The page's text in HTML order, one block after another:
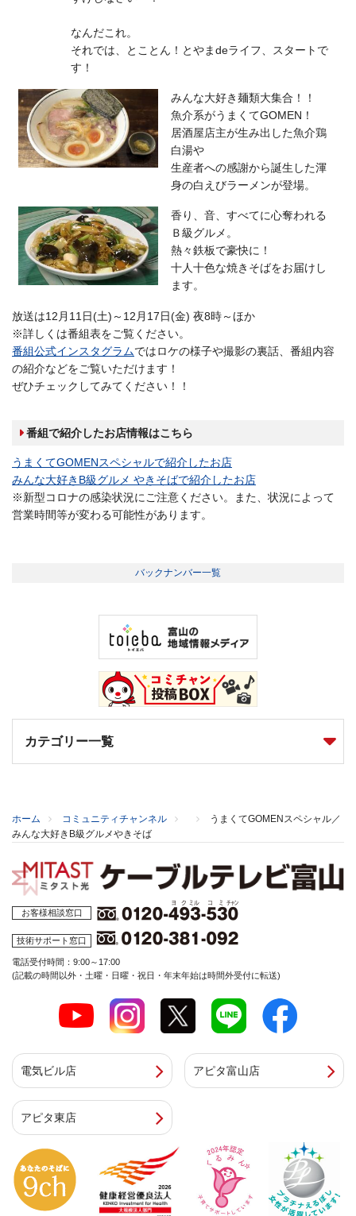
なんだこれ。
それでは、とことん！とやまdeライフ、スタートで
す！
みんな大好き麺類大集合！！
魚介系がうまくてGOMEN！
居酒屋店主が生み出した魚介鶏
白湯や
生産者への感謝から誕生した渾
身の白えびラーメンが登場。
香り、音、すべてに心奪われる
Ｂ級グルメ。
熱々鉄板で豪快に！
十人十色な焼きそばをお届けし
ます。
放送は12月11日(土)～12月17日(金) 夜8時～ほか
※詳しくは番組表をご覧ください。
番組公式インスタグラムではロケの様子や撮影の裏話、番組内容
の紹介などをご覧いただけます！
ぜひチェックしてみてください！！
番組で紹介したお店情報はこちら
うまくてGOMENスペシャルで紹介したお店
みんな大好きB級グルメ やきそばで紹介したお店
※新型コロナの感染状況にご注意ください。また、状況によって
営業時間等が変わる可能性があります。
バックナンバー一覧
カテゴリー一覧
ホーム コミュニティチャンネル
うまくてGOMENスペシャル／
みんな大好きB級グルメやきそば
お客様相談窓口
技術サポート窓口
電話受付時間：9:00～17:00
(記載の時間以外・土曜・日曜・祝日・年末年始は時間外受付に転送)
電気ビル店 アピタ富山店
アピタ東店